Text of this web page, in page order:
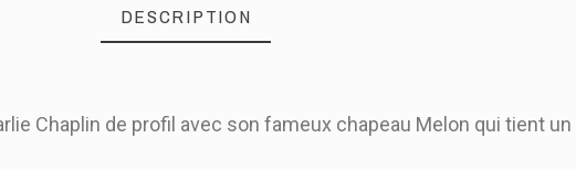
DESCRIPTION
Chaplin de profil avec son fameux chapeau Melon qui tient un